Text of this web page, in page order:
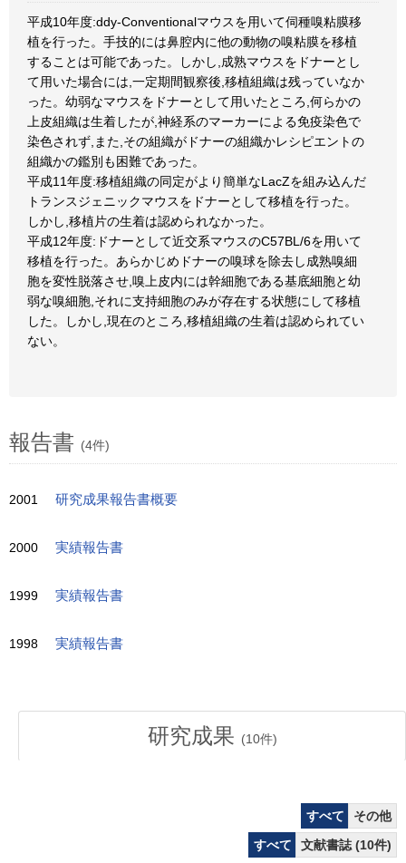
平成10年度:ddy-Conventionalマウスを用いて伺種嗅粘膜移
植を行った。手技的には鼻腔内に他の動物の嗅粘膜を移植
することは可能であった。しかし,成熟マウスをドナーとし
て用いた場合には,一定期間観察後,移植組織は残っていなか
った。幼弱なマウスをドナーとして用いたところ,何らかの
上皮組織は生着したが,神経系のマーカーによる免疫染色で
染色されず,また,その組織がドナーの組織かレシピエントの
組織かの鑑別も困難であった。
平成11年度:移植組織の同定がより簡単なLacZを組み込んだ
トランスジェニックマウスをドナーとして移植を行った。
しかし,移植片の生着は認められなかった。
平成12年度:ドナーとして近交系マウスのC57BL/6を用いて
移植を行った。あらかじめドナーの嗅球を除去し成熟嗅細
胞を変性脱落させ,嗅上皮内には幹細胞である基底細胞と幼
弱な嗅細胞,それに支持細胞のみが存在する状態にして移植
した。しかし,現在のところ,移植組織の生着は認められてい
ない。
報告書 (4件)
2001 研究成果報告書概要
2000 実績報告書
1999 実績報告書
1998 実績報告書
研究成果 (10件)
すべて
その他
すべて
文献書誌 (10件)